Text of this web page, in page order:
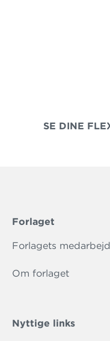
SE DINE
Forlaget
Forlagets
Om forlaget
Nyttige links